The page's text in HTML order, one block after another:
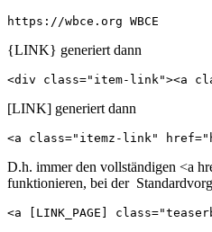
https://wbce.org WBCE
{LINK} generiert dann
<div class="item-link"><a
[LINK] generiert dann
<a class="itemz-link"
D.h. immer den vollständigen <a
funktionieren, bei der
<a [LINK_PAGE]